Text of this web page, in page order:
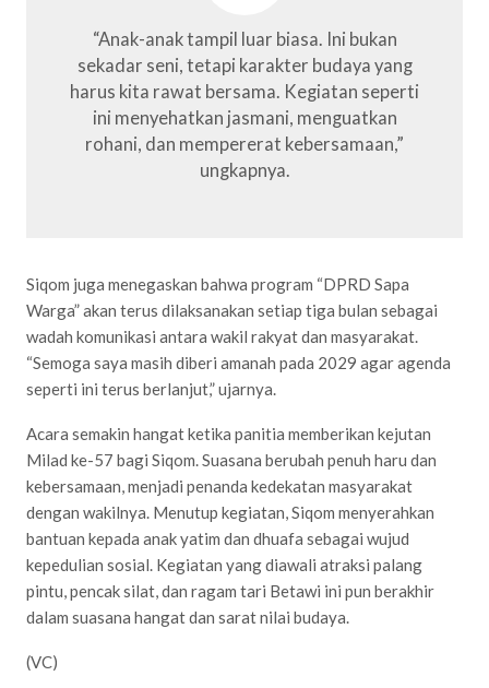
“Anak-anak tampil luar biasa. Ini bukan
sekadar seni, tetapi karakter budaya yang
harus kita rawat bersama. Kegiatan seperti
ini menyehatkan jasmani, menguatkan
rohani, dan mempererat kebersamaan,”
ungkapnya.
Siqom juga menegaskan bahwa program “DPRD Sapa
Warga” akan terus dilaksanakan setiap tiga bulan sebagai
wadah komunikasi antara wakil rakyat dan masyarakat.
“Semoga saya masih diberi amanah pada 2029 agar agenda
seperti ini terus berlanjut,” ujarnya.
Acara semakin hangat ketika panitia memberikan kejutan
Milad ke-57 bagi Siqom. Suasana berubah penuh haru dan
kebersamaan, menjadi penanda kedekatan masyarakat
dengan wakilnya. Menutup kegiatan, Siqom menyerahkan
bantuan kepada anak yatim dan dhuafa sebagai wujud
kepedulian sosial. Kegiatan yang diawali atraksi palang
pintu, pencak silat, dan ragam tari Betawi ini pun berakhir
dalam suasana hangat dan sarat nilai budaya.
(VC)